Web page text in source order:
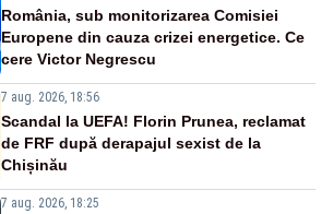
România, sub monitorizarea Comisiei
Europene din cauza crizei energetice. Ce
cere Victor Negrescu
7 aug. 2026, 18:56
Scandal la UEFA! Florin Prunea, reclamat
de FRF după derapajul sexist de la
Chișinău
7 aug. 2026, 18:25